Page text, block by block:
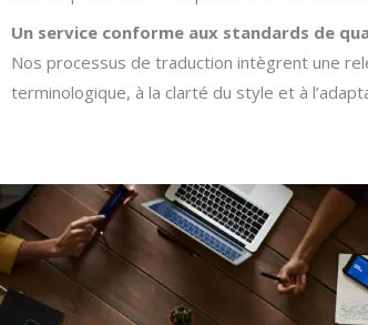
Un service conforme aux standards de
Nos processus de traduction intègrent une
terminologique, à la clarté du style et à